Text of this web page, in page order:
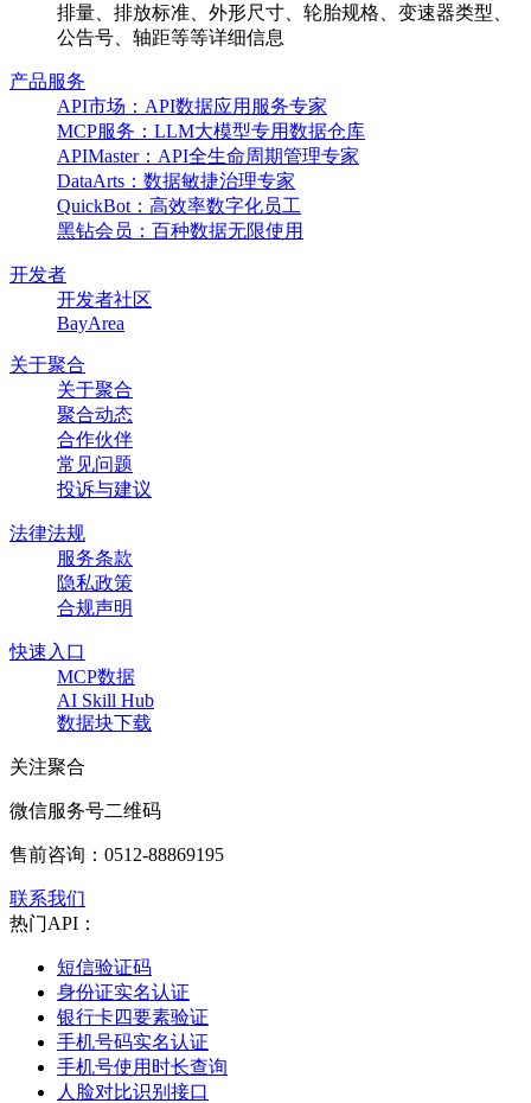
排量、排放标准、外形尺寸、轮胎规格、变速器类型、
公告号、轴距等等详细信息
产品服务
API市场：API数据应用服务专家
MCP服务：LLM大模型专用数据仓库
APIMaster：API全生命周期管理专家
DataArts：数据敏捷治理专家
QuickBot：高效率数字化员工
黑钻会员：百种数据无限使用
开发者
开发者社区
BayArea
关于聚合
关于聚合
聚合动态
合作伙伴
常见问题
投诉与建议
法律法规
服务条款
隐私政策
合规声明
快速入口
MCP数据
AI Skill Hub
数据块下载
关注聚合
微信服务号二维码
售前咨询： 0512-88869195
联系我们
热门API：
短信验证码
身份证实名认证
银行卡四要素验证
手机号码实名认证
手机号使用时长查询
人脸对比识别接口